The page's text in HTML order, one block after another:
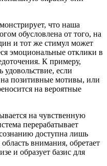
что наша
обусловлена от того, на
и тот же стимул может
эмоциональные отклики в
К примеру,
удовольствие, если
позитивные мотивы, или
на вероятные
на чувственную
перерабатывает
доступна лишь
внимания, обретает
и образует базис для